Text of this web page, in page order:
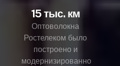
15 тыс. км
Оптоволокна
Ростелеком было
построено и
модернизированно